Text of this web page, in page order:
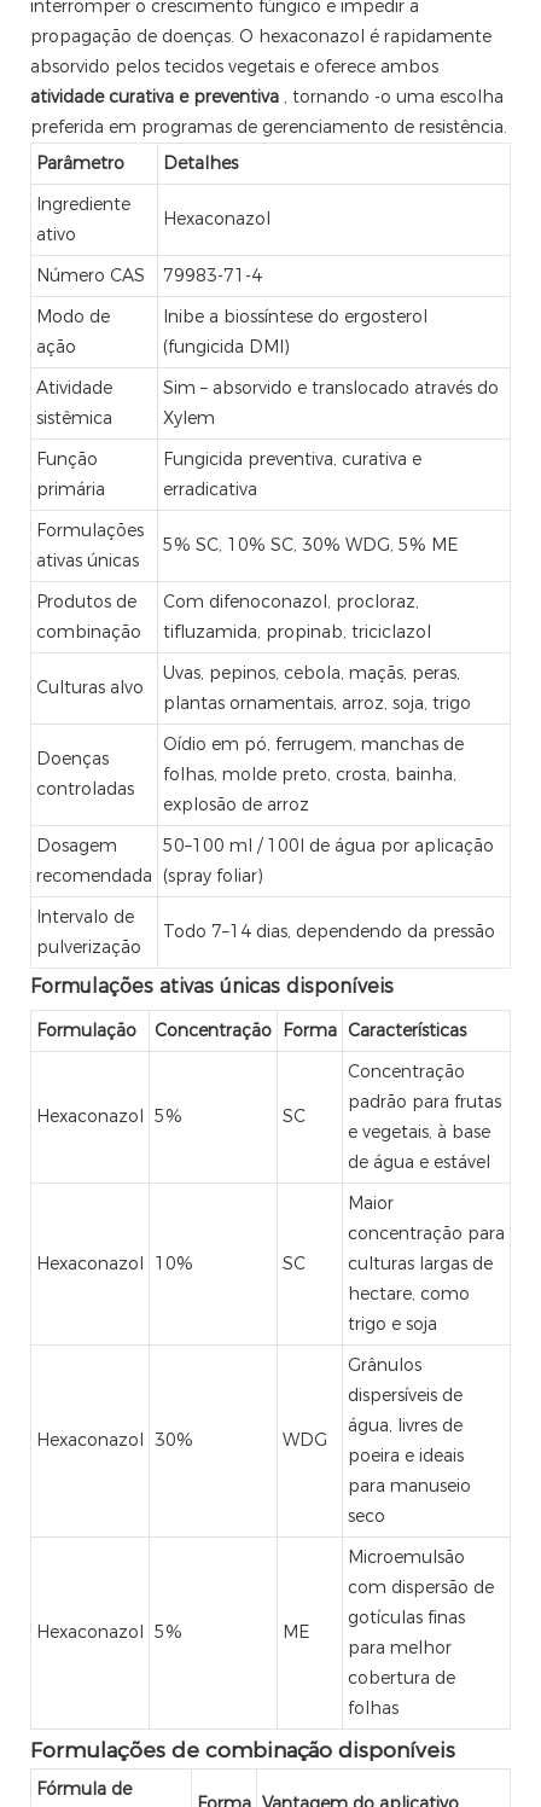
interromper o crescimento fúngico e impedir a
propagação de doenças. O hexaconazol é rapidamente
absorvido pelos tecidos vegetais e oferece ambos
atividade curativa e preventiva , tornando -o uma escolha
preferida em programas de gerenciamento de resistência.
Parâmetro
Detalhes
Ingrediente
ativo
Hexaconazol
Número CAS
79983-71-4
Modo de
ação
Inibe a biossíntese do ergosterol
(fungicida DMI)
Atividade
sistêmica
Sim – absorvido e translocado através do
Xylem
Função
primária
Fungicida preventiva, curativa e
erradicativa
Formulações
ativas únicas
5% SC, 10% SC, 30% WDG, 5% ME
Produtos de
combinação
Com difenoconazol, procloraz,
tifluzamida, propinab, triciclazol
Culturas alvo
Uvas, pepinos, cebola, maçãs, peras,
plantas ornamentais, arroz, soja, trigo
Doenças
controladas
Oídio em pó, ferrugem, manchas de
folhas, molde preto, crosta, bainha,
explosão de arroz
Dosagem
recomendada
50–100 ml / 100l de água por aplicação
(spray foliar)
Intervalo de
pulverização
Todo 7–14 dias, dependendo da pressão
Formulações ativas únicas disponíveis
Formulação Concentração Forma Características
Hexaconazol 5% SC
Concentração
padrão para frutas
e vegetais, à base
de água e estável
Hexaconazol 10% SC
Maior
concentração para
culturas largas de
hectare, como
trigo e soja
Hexaconazol 30% WDG
Grânulos
dispersíveis de
água, livres de
poeira e ideais
para manuseio
seco
Hexaconazol 5% ME
Microemulsão
com dispersão de
gotículas finas
para melhor
cobertura de
folhas
Formulações de combinação disponíveis
Fórmula de